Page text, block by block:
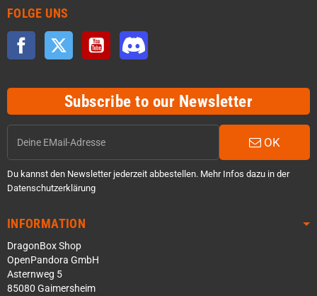
FOLGE UNS
Facebook Twitter YouTube
Subscribe to our Newsletter
OK
Du kannst den Newsletter jederzeit abbestellen. Mehr Infos dazu in der
Datenschutzerklärung
INFORMATION
DragonBox Shop
OpenPandora GmbH
Asternweg 5
85080 Gaimersheim